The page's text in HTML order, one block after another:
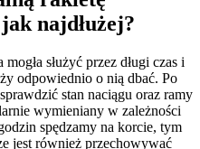
jak najdłużej?
służyć przez długi czas i
odpowiednio o nią dbać. Po
stan naciągu oraz ramy
wymieniany w zależności
spędzamy na korcie, tym
jest również przechowywać